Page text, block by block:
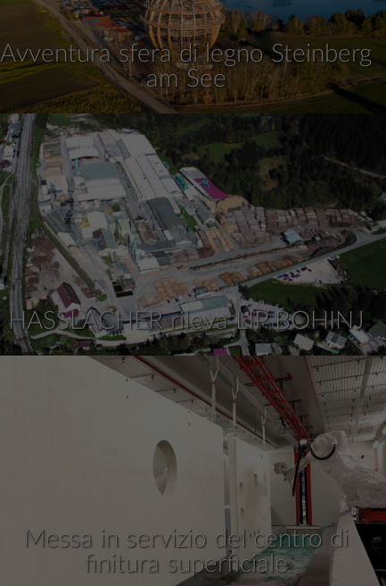
Avventura sfera di legno Steinberg
am See
HASSLACHER rileva LIP BOHINJ
Messa in servizio del centro di
finitura superficiale